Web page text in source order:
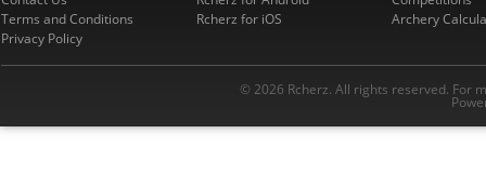
Terms and Conditions
Privacy Policy
Rcherz for iOS
Archery
© 2026 Rcherz. All rights reserved. For